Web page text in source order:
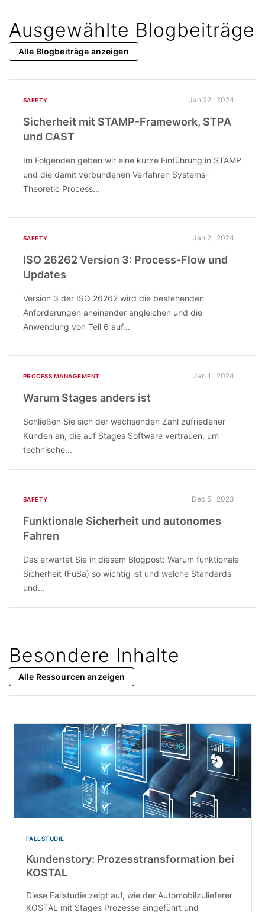
Ausgewählte Blogbeiträge
Alle Blogbeiträge anzeigen
SAFETY Jan 22 , 2024
Sicherheit mit STAMP-Framework, STPA
und CAST
Im Folgenden geben wir eine kurze Einführung in STAMP
und die damit verbundenen Verfahren Systems-
Theoretic Process...
SAFETY Jan 2 , 2024
ISO 26262 Version 3: Process-Flow und
Updates
Version 3 der ISO 26262 wird die bestehenden
Anforderungen aneinander angleichen und die
Anwendung von Teil 6 auf...
PROCESS MANAGEMENT Jan 1 , 2024
Warum Stages anders ist
Schließen Sie sich der wachsenden Zahl zufriedener
Kunden an, die auf Stages Software vertrauen, um
technische...
SAFETY Dec 5 , 2023
Funktionale Sicherheit und autonomes
Fahren
Das erwartet Sie in diesem Blogpost: Warum funktionale
Sicherheit (FuSa) so wichtig ist und welche Standards
und...
Besondere Inhalte
Alle Ressourcen anzeigen
FALLSTUDIE
Kundenstory: Prozesstransformation bei
KOSTAL
Diese Fallstudie zeigt auf, wie der Automobilzulieferer
KOSTAL mit Stages Prozesse eingeführt und